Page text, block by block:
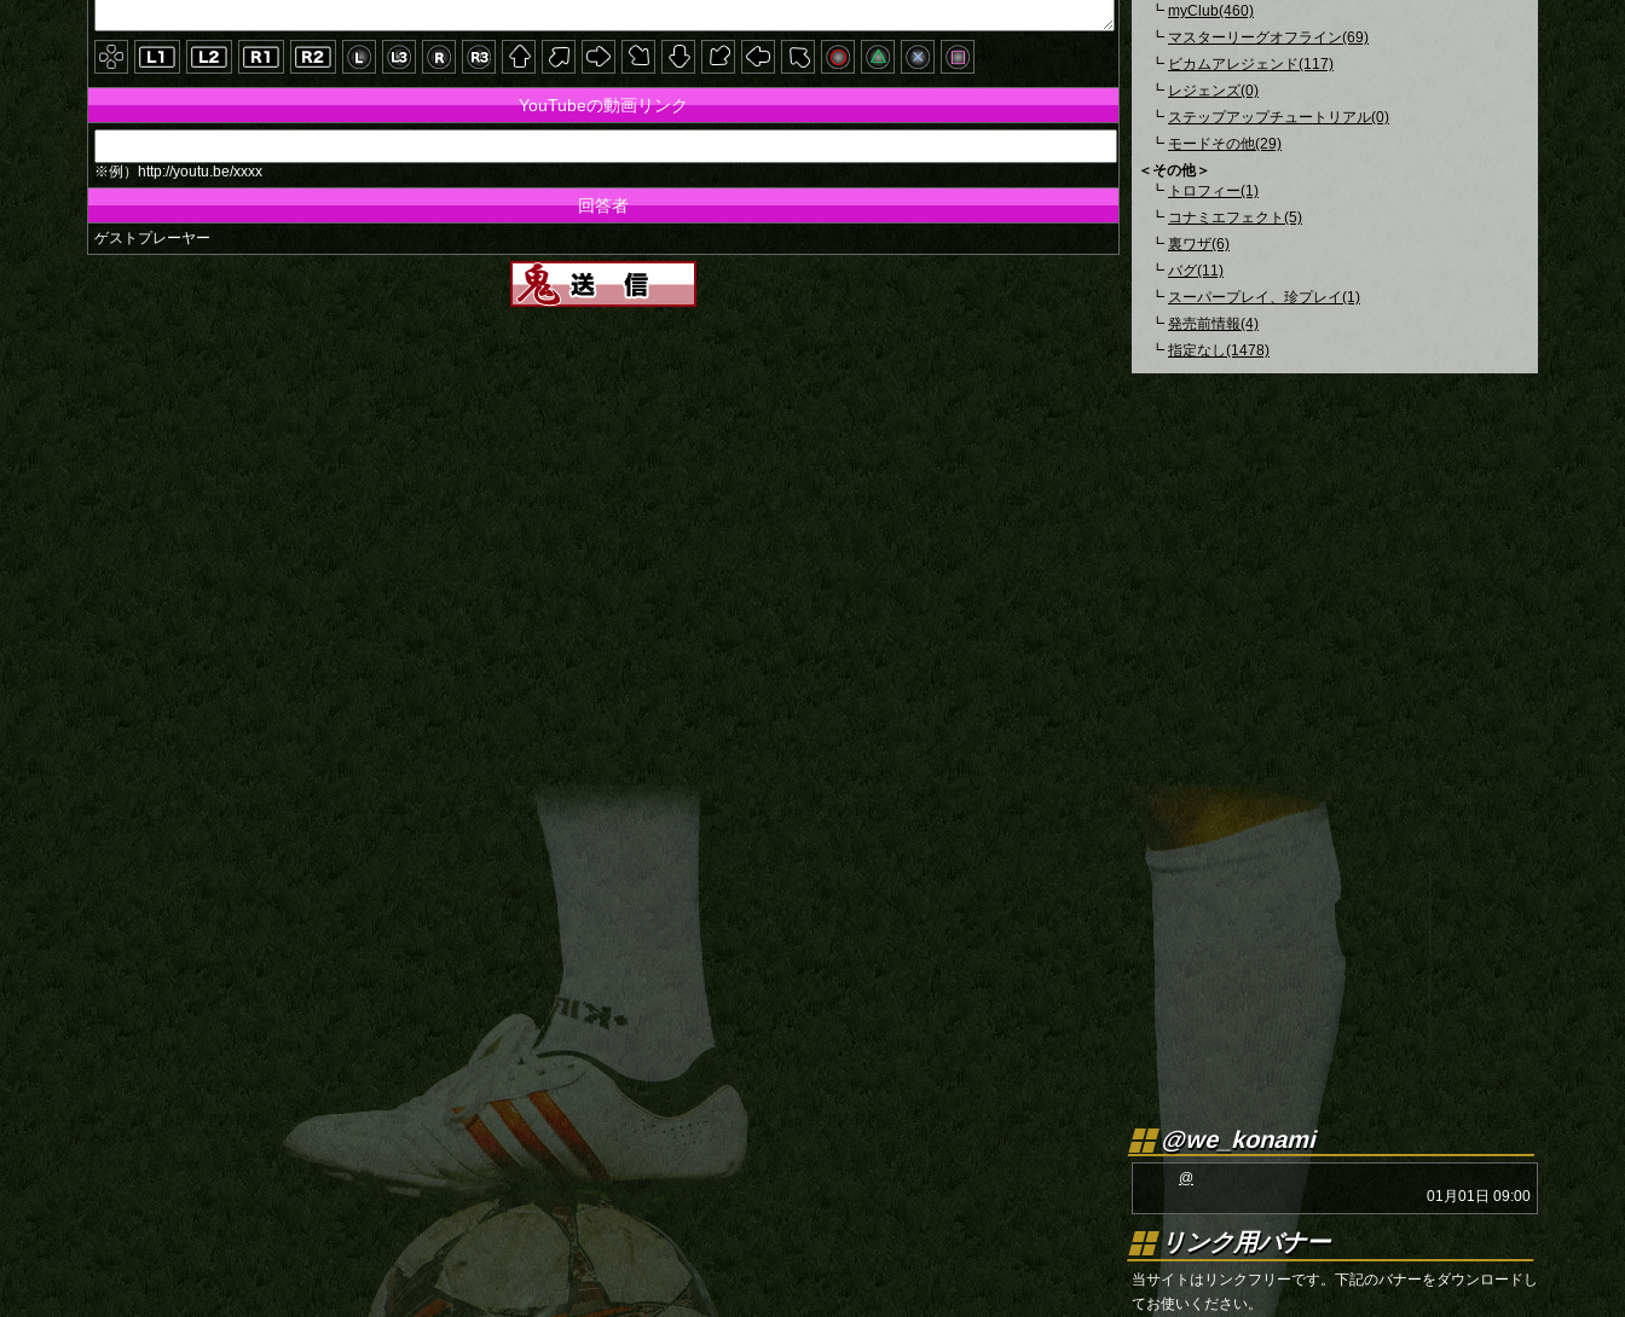
YouTubeの動画リンク
※例）http://youtu.be/xxxx
回答者
ゲストプレーヤー
┗ myClub(460)
┗ マスターリーグオフライン(69)
┗ ビカムアレジェンド(117)
┗ レジェンズ(0)
┗ ステップアップチュートリアル(0)
┗ モードその他(29)
＜その他＞
┗ トロフィー(1)
┗ コナミエフェクト(5)
┗ 裏ワザ(6)
┗ バグ(11)
┗ スーパープレイ、珍プレイ(1)
┗ 発売前情報(4)
┗ 指定なし(1478)
@we_konami
@
01月01日 09:00
リンク用バナー
当サイトはリンクフリーです。下記のバナーをダウンロードし
てお使いください。